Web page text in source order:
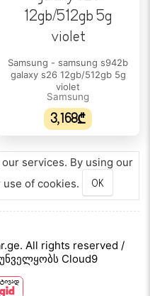
1680
არა
3
1080p@30/60fps
Samsung - samsung s942b
galaxy s26 12gb/512gb 5g
violet
Samsung
3,168₾
services. By using our
of cookies.
OK
All rights reserved /
Cloud9